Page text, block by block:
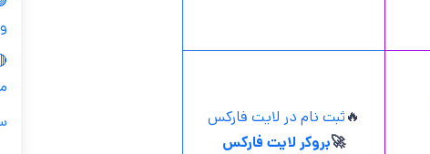
🔥ثبت نام در لایت فارکس
🚀بروکر لایت فارکس